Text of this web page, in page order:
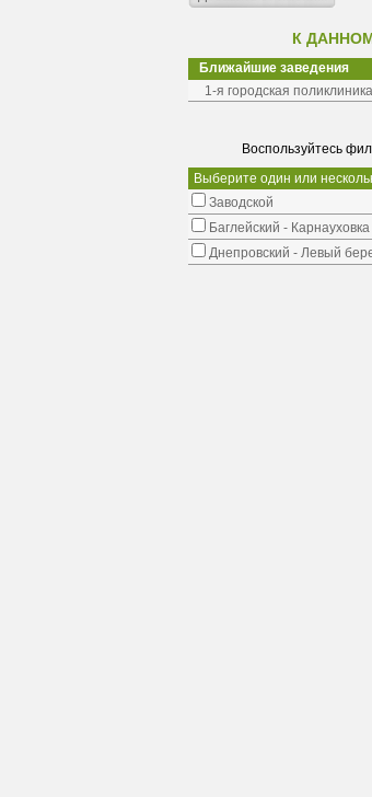
К
Ближайшие заведения
1-я городская поликлиника
Воспользуйтесь
Выберите один или
Заводской
Баглейский - Карнауховка
Днепровский - Левый